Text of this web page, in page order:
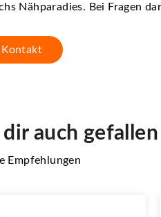
Nähparadies. Bei Fragen
Kontakt
auch gefallen
Empfehlungen